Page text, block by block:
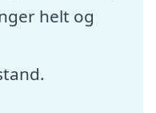
helt og